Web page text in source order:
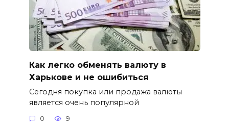
Как легко обменять валюту в
Харькове и не ошибиться
Сегодня покупка или продажа валюты
является очень популярной
0 9